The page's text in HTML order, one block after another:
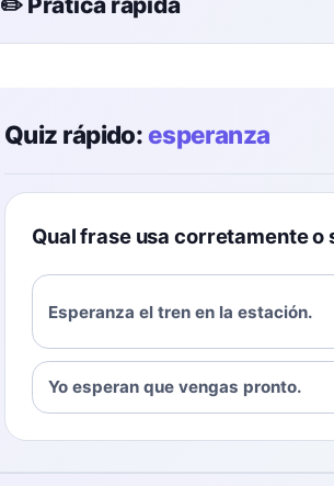
Quiz rápido:esperanza
Qual frase usa corretamente
Esperanza el tren en la estación.
Yo esperan que vengas pronto.